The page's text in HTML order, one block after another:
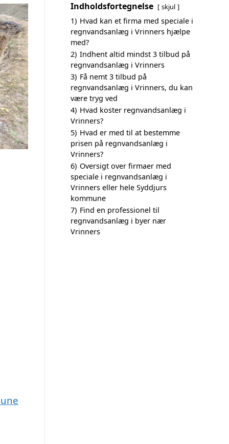
Indholdsfortegnelse skjul
1) Hvad kan et firma med speciale i
regnvandsanlæg i Vrinners hjælpe
med?
2) Indhent altid mindst 3 tilbud på
regnvandsanlæg i Vrinners
3) Få nemt 3 tilbud på
regnvandsanlæg i Vrinners, du kan
være tryg ved
4) Hvad koster regnvandsanlæg i
Vrinners?
5) Hvad er med til at bestemme
prisen på regnvandsanlæg i
Vrinners?
6) Oversigt over firmaer med
speciale i regnvandsanlæg i
Vrinners eller hele Syddjurs
kommune
7) Find en professionel til
regnvandsanlæg i byer nær
Vrinners